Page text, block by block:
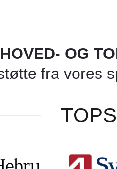
OG
fra vores